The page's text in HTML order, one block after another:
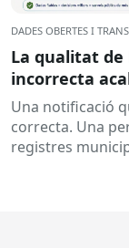
DADES OBERTES I
La qualitat de
incorrecta
Una notificació
correcta. Una
registres